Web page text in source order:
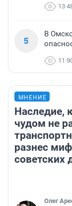
13
5
В
11
МНЕНИЕ
Наследие,
чудом не
разнес
советских
Олег